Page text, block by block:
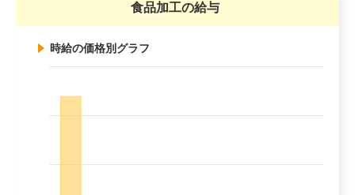
食品加工の給与
時給の価格別グラフ